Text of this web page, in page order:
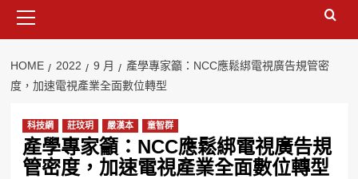
Menu
HOME 2022 9 月
產學專家籲：NCC應鬆綁電視廣告規管密
度，加速電視產業全面數位轉型
科技網 莊玟玥 嚴漢本 童智群
產學專家籲：NCC應鬆綁電視廣告規
管密度，加速電視產業全面數位轉型